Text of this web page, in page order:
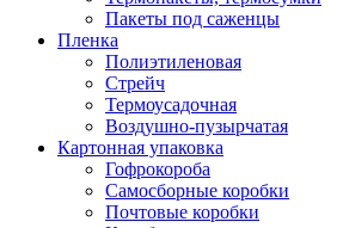
Пакеты под саженцы
Пленка
Полиэтиленовая
Стрейч
Термоусадочная
Воздушно-пузырчатая
Картонная упаковка
Гофрокороба
Самосборные коробки
Почтовые коробки